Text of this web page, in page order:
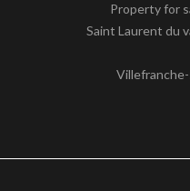
Property for
Saint Laurent du